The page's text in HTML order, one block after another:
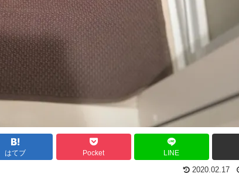
はてブ Pocket LINE
2020.02.17